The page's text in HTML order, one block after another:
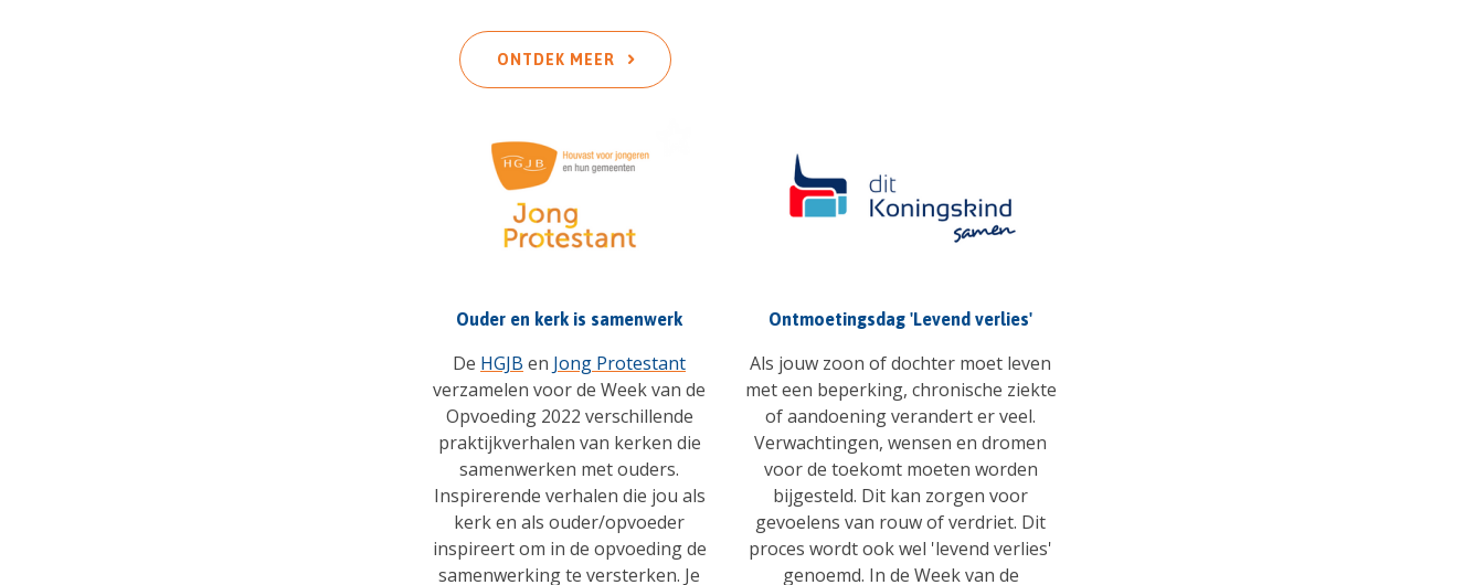
ONTDEK MEER
Ouder en kerk is samenwerk
De HGJB en Jong Protestant
verzamelen voor de Week van de
Opvoeding 2022 verschillende
praktijkverhalen van kerken die
samenwerken met ouders.
Inspirerende verhalen die jou als
kerk en als ouder/opvoeder
inspireert om in de opvoeding de
samenwerking te versterken. Je
Ontmoetingsdag 'Levend verlies'
Als jouw zoon of dochter moet leven
met een beperking, chronische ziekte
of aandoening verandert er veel.
Verwachtingen, wensen en dromen
voor de toekomt moeten worden
bijgesteld. Dit kan zorgen voor
gevoelens van rouw of verdriet. Dit
proces wordt ook wel 'levend verlies'
genoemd. In de Week van de